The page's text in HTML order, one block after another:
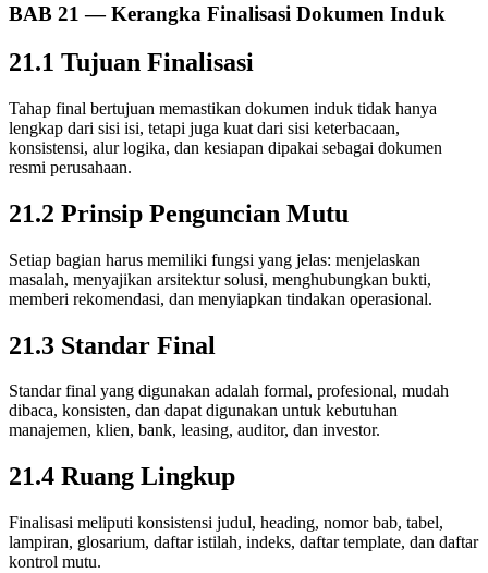
BAB 21 — Kerangka Finalisasi Dokumen Induk
21.1 Tujuan Finalisasi
Tahap final bertujuan memastikan dokumen induk tidak hanya
lengkap dari sisi isi, tetapi juga kuat dari sisi keterbacaan,
konsistensi, alur logika, dan kesiapan dipakai sebagai dokumen
resmi perusahaan.
21.2 Prinsip Penguncian Mutu
Setiap bagian harus memiliki fungsi yang jelas: menjelaskan
masalah, menyajikan arsitektur solusi, menghubungkan bukti,
memberi rekomendasi, dan menyiapkan tindakan operasional.
21.3 Standar Final
Standar final yang digunakan adalah formal, profesional, mudah
dibaca, konsisten, dan dapat digunakan untuk kebutuhan
manajemen, klien, bank, leasing, auditor, dan investor.
21.4 Ruang Lingkup
Finalisasi meliputi konsistensi judul, heading, nomor bab, tabel,
lampiran, glosarium, daftar istilah, indeks, daftar template, dan daftar
kontrol mutu.